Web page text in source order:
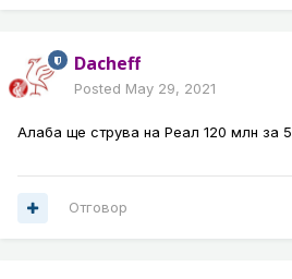
Dacheff
Posted May 29, 2021
Алаба ще струва на Реал 120 млн за
Отговор